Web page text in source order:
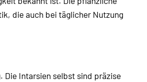
die auch bei täglicher Nutzung
Die Intarsien selbst sind präzise